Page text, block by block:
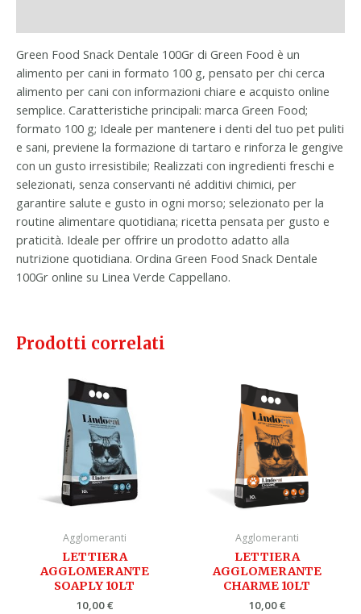
Green Food Snack Dentale 100Gr di Green Food è un
alimento per cani in formato 100 g, pensato per chi cerca
alimento per cani con informazioni chiare e acquisto online
semplice. Caratteristiche principali: marca Green Food;
formato 100 g; Ideale per mantenere i denti del tuo pet puliti
e sani, previene la formazione di tartaro e rinforza le gengive
con un gusto irresistibile; Realizzati con ingredienti freschi e
selezionati, senza conservanti né additivi chimici, per
garantire salute e gusto in ogni morso; selezionato per la
routine alimentare quotidiana; ricetta pensata per gusto e
praticità. Ideale per offrire un prodotto adatto alla
nutrizione quotidiana. Ordina Green Food Snack Dentale
100Gr online su Linea Verde Cappellano.
Prodotti correlati
Agglomeranti
LETTIERA
AGGLOMERANTE
SOAPLY 10LT
10,00€
Agglomeranti
LETTIERA
AGGLOMERANTE
CHARME 10LT
10,00€